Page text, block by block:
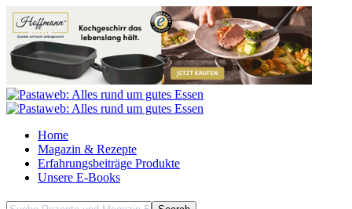
Home
Magazin & Rezepte
Erfahrungsbeiträge Produkte
Unsere E-Books